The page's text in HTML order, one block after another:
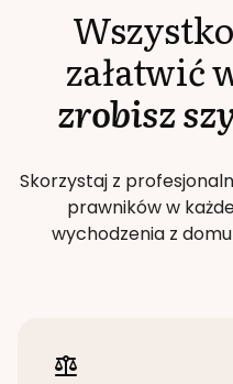
załatwić
zrobisz
Skorzystaj z
prawników w
wychodzenia z